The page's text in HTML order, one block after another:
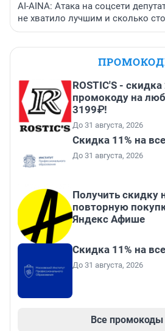
AI-AINA: Атака на соцсети
не хватило лучшим и сколько
ROSTIC'S - скидка
промокоду на
3199₽!
До 31 августа, 2026
Скидка 11% на
До 31 августа, 2026
Получить скидку
повторную
Яндекс Афише
Скидка 11% на
До 31 августа, 2026
Все промокоды